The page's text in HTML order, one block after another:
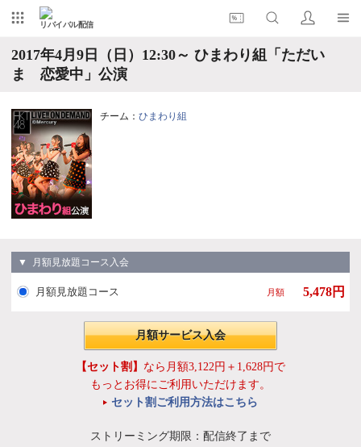
リバイバル配信
2017年4月9日（日）12:30～ ひまわり組「ただい
ま 恋愛中」公演
チーム： ひまわり組
▼ 月額見放題コース入会
月額見放題コース 月額 5,478円
月額サービス入会
【セット割】 なら月額3,122円＋1,628円で
もっとお得にご利用いただけます。
セット割ご利用方法はこちら
ストリーミング期限：配信終了まで